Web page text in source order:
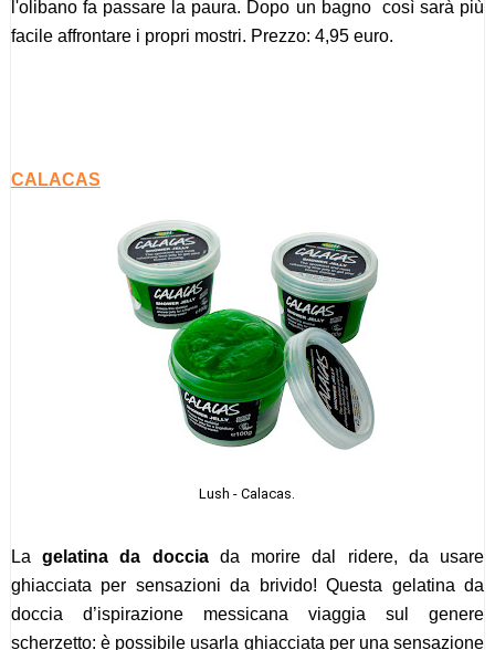
l'olibano fa passare la paura. Dopo un bagno così sarà più
facile affrontare i propri mostri. Prezzo: 4,95 euro.
CALACAS
Lush - Calacas.
Lagelatina da docciada morire dal ridere, da usare
ghiacciata per sensazioni da brivido! Questa gelatina da
doccia d’ispirazione messicana viaggia sul genere
scherzetto: è possibile usarla ghiacciata per una sensazione